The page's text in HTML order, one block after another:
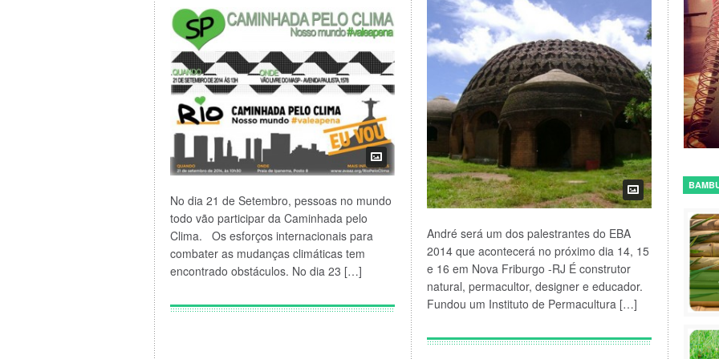
No dia 21 de Setembro, pessoas no mundo
todo vão participar da Caminhada pelo
Clima. Os esforços internacionais para
combater as mudanças climáticas tem
encontrado obstáculos. No dia 23 […]
André será um dos palestrantes do EBA
2014 que acontecerá no próximo dia 14, 15
e 16 em Nova Friburgo -RJ É construtor
natural, permacultor, designer e educador.
Fundou um Instituto de Permacultura […]